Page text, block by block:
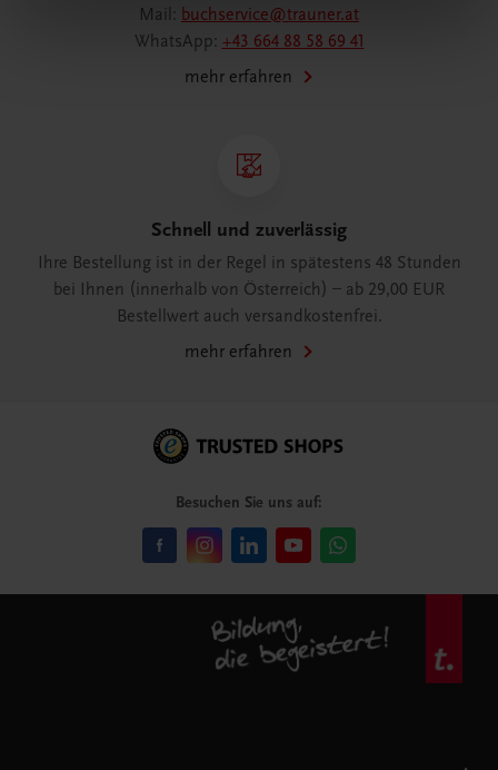
Mail:
buchservice@trauner.at
WhatsApp: +43 664 88 58 69 41
mehr erfahren
Schnell und zuverlässig
Ihre Bestellung ist in der Regel in spätestens 48 Stunden
bei Ihnen (innerhalb von Österreich) – ab 29,00 EUR
Bestellwert auch versandkostenfrei.
mehr erfahren
Besuchen Sie uns auf: